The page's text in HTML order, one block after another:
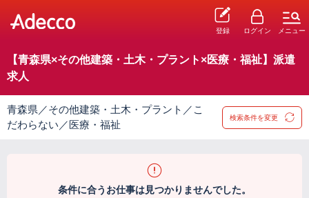
登録 ログイン メニュー
【青森県×その他建築・土木・プラント×医療・福祉】派遣
求人
青森県／その他建築・土木・プラント／こ
だわらない／医療・福祉
検索条件を変更
条件に合うお仕事は見つかりませんでした。